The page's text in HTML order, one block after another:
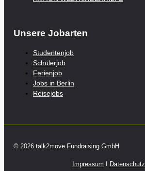
Unsere Jobarten
Studentenjob
Schülerjob
Ferienjob
Jobs in Berlin
Reisejobs
© 2026 talk2move Fundraising GmbH
Impressum Datenschutz